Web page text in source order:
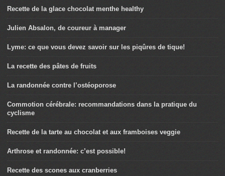
Recette de la glace chocolat menthe healthy
Julien Absalon, de coureur à manager
Lyme: ce que vous devez savoir sur les piqûres de tique!
La recette des pâtes de fruits
La randonnée contre l’ostéoporose
Commotion cérébrale: recommandations dans la pratique du
cyclisme
Recette de la tarte au chocolat et aux framboises veggie
Arthrose et randonnée: c’est possible!
Recette des scones aux cranberries